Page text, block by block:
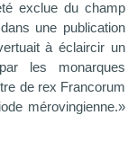
exclue du champ
une publication
à éclaircir un
les monarques
de rex Francorum
mérovingienne.»